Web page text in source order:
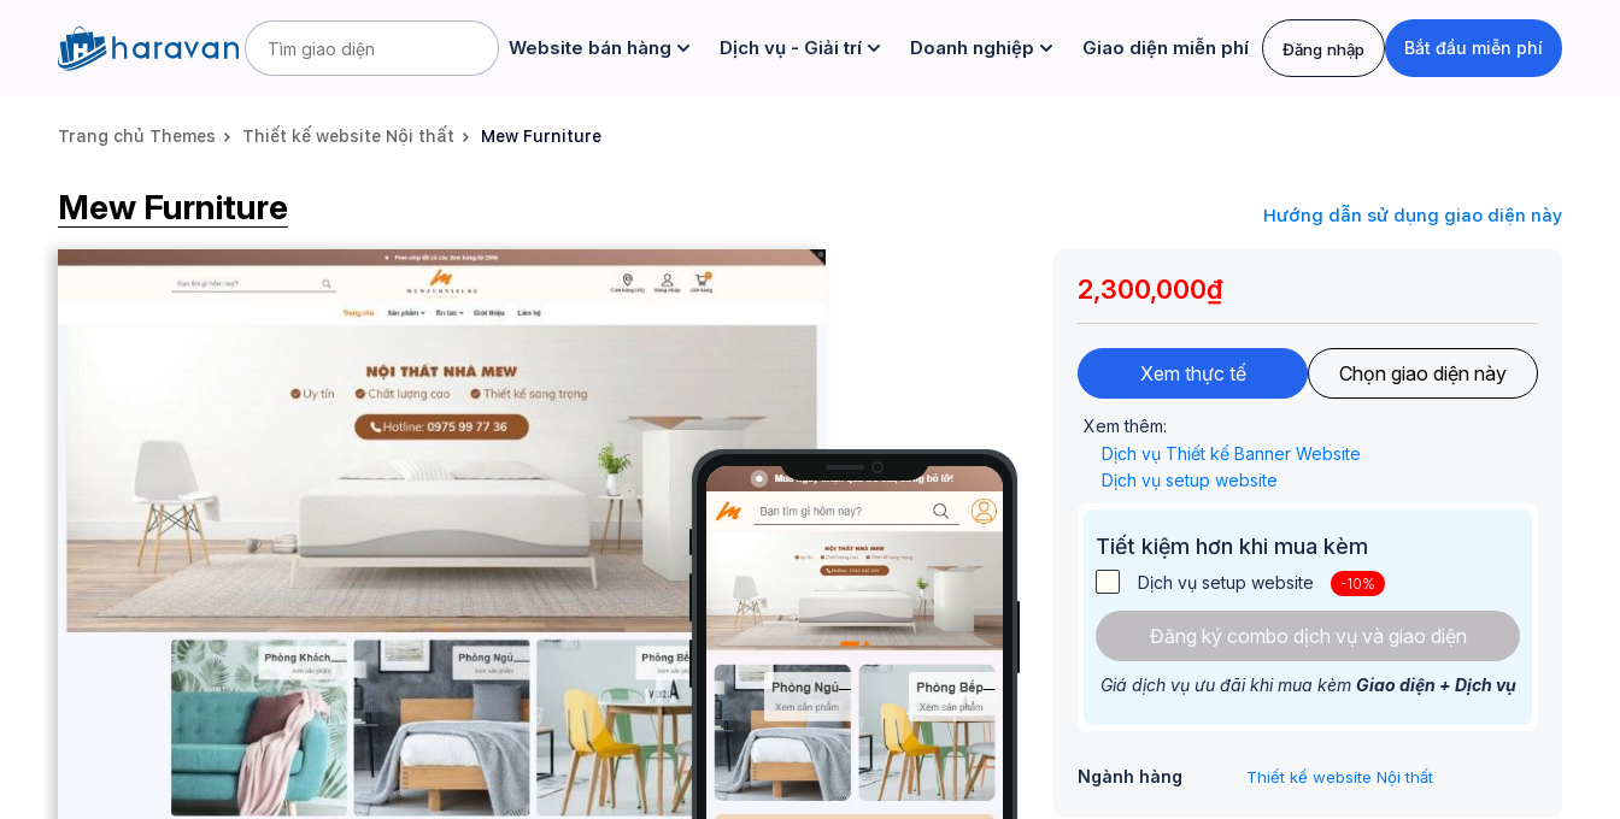
Website bán hàng Dịch vụ - Giải trí Doanh nghiệp Giao diện miễn phí Đăng nhập Bắt đầu miễn phí
Trang chủ Themes Thiết kế website Nội thất Mew Furniture
Mew Furniture Hướng dẫn sử dụng giao diện này
2,300,000₫
Xem thực tế Chọn giao diện này
Xem thêm:
Dịch vụ Thiết kế Banner Website
Dịch vụ setup website
Tiết kiệm hơn khi mua kèm
Dịch vụ setup website -10%
Đăng ký combo dịch vụ và giao diện
Giá dịch vụ ưu đãi khi mua kèm Giao diện + Dịch vụ
Ngành hàng Thiết kế website Nội thất